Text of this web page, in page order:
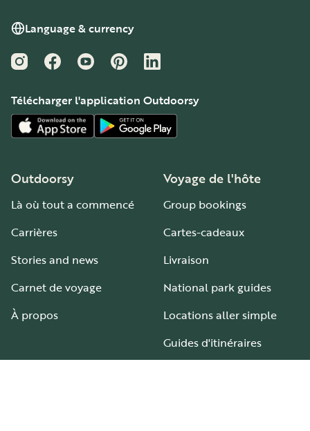
Language & currency
InstagramFacebookYouTubePinterestLinkedIn
Télécharger l'application Outdoorsy
Outdoorsy
Là où tout a commencé
Carrières
Stories and news
Carnet de voyage
À propos
Voyage de l'hôte
Group bookings
Cartes-cadeaux
Livraison
National park guides
Locations aller simple
Guides d'itinéraires